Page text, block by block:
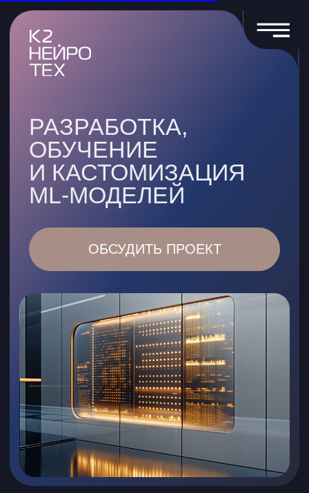
И КАСТОМИЗАЦИЯ
ML-МОДЕЛЕЙ
ОБСУДИТЬ ПРОЕКТ
СОЗДАНИЕ
ИНТЕЛЛЕКТУАЛЬНЫХ
РЕШЕНИЙ, ТОЧНО
ОТВЕЧАЮЩИХ
УНИКАЛЬНЫМ ЗАДАЧАМ
ВАШЕГО БИЗНЕСА
В условиях современного рынка
машинное обучение предлагает
мощные инструменты для оптимизации